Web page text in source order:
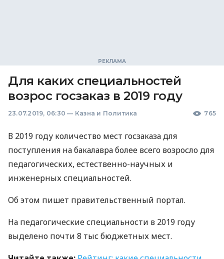
Для каких специальностей
возрос госзаказ в 2019 году
23.07.2019, 06:30 — Казна и Политика 765
В 2019 году количество мест госзаказа для
поступления на бакалавра более всего возросло для
педагогических, естественно-научных и
инженерных специальностей.
Об этом пишет правительственный портал.
На педагогические специальности в 2019 году
выделено почти 8 тыс бюджетных мест.